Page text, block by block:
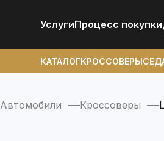
УслугиПроцесс покупки
КАТАЛОГКРОССОВЕРЫ
Автомобили Кроссоверы